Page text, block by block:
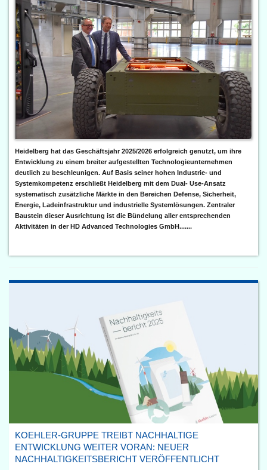
Heidelberg hat das Geschäftsjahr 2025/2026 erfolgreich genutzt, um ihre
Entwicklung zu einem breiter aufgestellten Technologieunternehmen
deutlich zu beschleunigen. Auf Basis seiner hohen Industrie- und
Systemkompetenz erschließt Heidelberg mit dem Dual- Use-Ansatz
systematisch zusätzliche Märkte in den Bereichen Defense, Sicherheit,
Energie, Ladeinfrastruktur und industrielle Systemlösungen. Zentraler
Baustein dieser Ausrichtung ist die Bündelung aller entsprechenden
Aktivitäten in der HD Advanced Technologies GmbH.......
KOEHLER-GRUPPE TREIBT NACHHALTIGE
ENTWICKLUNG WEITER VORAN: NEUER
NACHHALTIGKEITSBERICHT VERÖFFENTLICHT